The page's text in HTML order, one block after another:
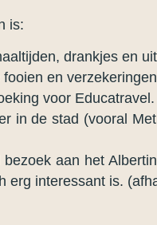
is:
drankjes en
fooien en
voor Educatravel.
in de stad (vooral
bezoek aan het
erg interessant is.